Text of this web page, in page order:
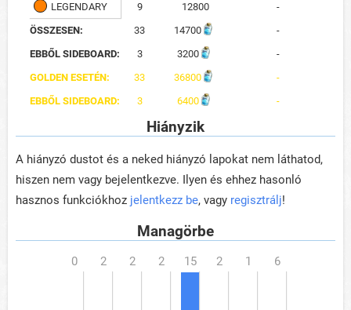
LEGENDARY
9 12800
-
ÖSSZESEN:
33 14700
-
EBBŐL SIDEBOARD:
3 3200
-
GOLDEN ESETÉN:
33 36800
-
EBBŐL SIDEBOARD:
3 6400 -
Hiányzik
A hiányzó dustot és a neked hiányzó lapokat nem láthatod,
hiszen nem vagy bejelentkezve. Ilyen és ehhez hasonló
hasznos funkciókhoz jelentkezz be, vagy regisztrálj!
Managörbe